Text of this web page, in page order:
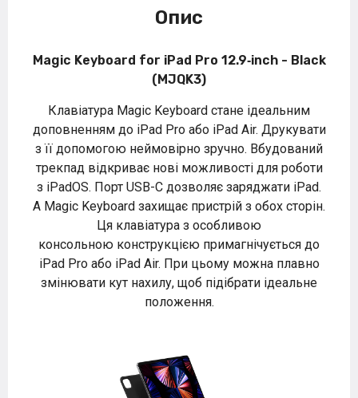
Опис
Magic Keyboard for iPad Pro 12.9‑inch - Black
(MJQK3)
Клавіатура Magic Keyboard стане ідеальним
доповненням до iPad Pro або iPad Air. Друкувати
з її допомогою неймовірно зручно. Вбудований
трекпад відкриває нові можливості для роботи
з iPadOS. Порт USB-C дозволяє заряджати iPad.
А Magic Keyboard захищає пристрій з обох сторін.
Ця клавіатура з особливою
консольною конструкцією примагнічується до
iPad Pro або iPad Air. При цьому можна плавно
змінювати кут нахилу, щоб підібрати ідеальне
положення.